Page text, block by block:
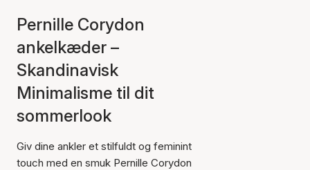
Pernille Corydon
ankelkæder –
Skandinavisk
Minimalisme til dit
sommerlook
Giv dine ankler et stilfuldt og feminint
touch med en smuk Pernille Corydon